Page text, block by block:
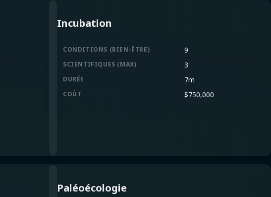
Incubation
CONDITIONS (BIEN-ÊTRE) 9
SCIENTIFIQUES (MAX) 3
DURÉE 7m
COÛT $750,000
Paléoécologie